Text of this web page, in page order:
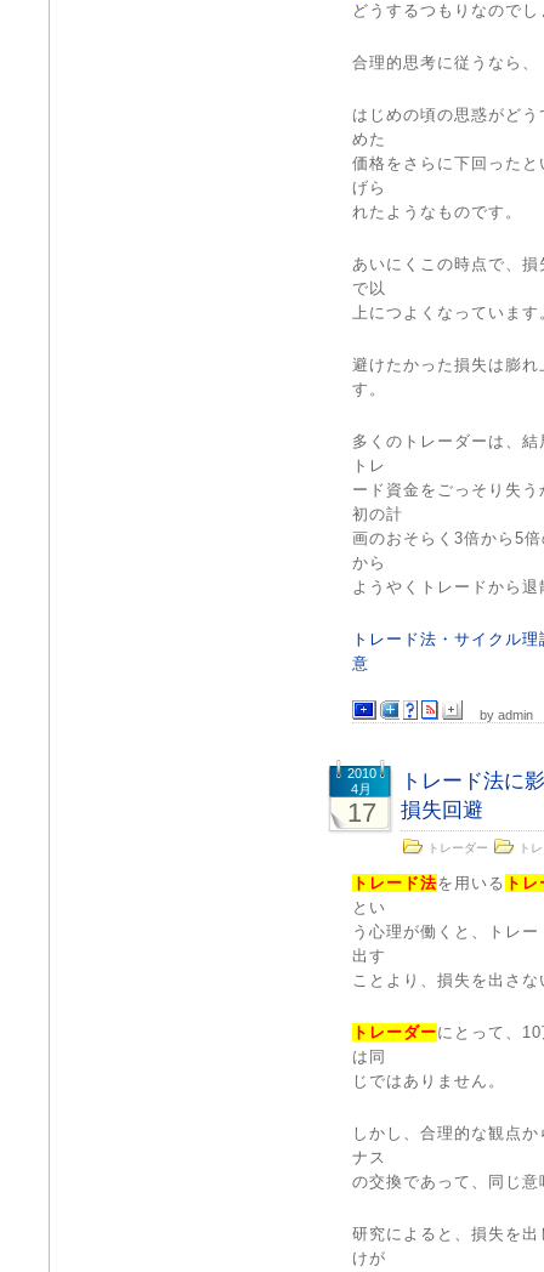
どうするつもりなのでし
合理的思考に従うなら
はじめの頃の思惑がど
めた
価格をさらに下回った
げら
れたようなものです。
あいにくこの時点で、損
で以
上につよくなっています
避けたかった損失は膨
す。
多くのトレーダーは、
トレ
ード資金をごっそり失
初の計
画のおそらく3倍から5
から
ようやくトレードから
トレード法・サイクル
意
by admin
2010
4月
17
トレード法に
損失回避
トレーダー ト
トレード法を用いる ト
とい
う心理が働くと、トレ
出す
ことより、損失を出さ
トレーダーにとって、
は同
じではありません。
しかし、合理的な観点
ナス
の交換であって、同じ
研究によると、損失を
けが